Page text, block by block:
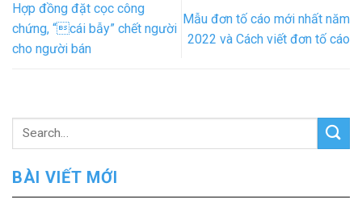
Hợp đồng đặt cọc công
chứng, “cái bẫy” chết người
cho người bán
Mẫu đơn tố cáo mới nhất năm
2022 và Cách viết đơn tố cáo
BÀI VIẾT MỚI